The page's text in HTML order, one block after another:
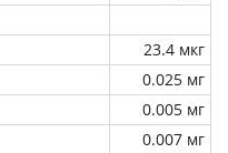
23.4 мкг
0.025 мг
0.005 мг
0.007 мг